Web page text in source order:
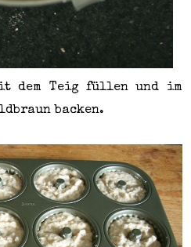
dem Teig füllen und im
backen.